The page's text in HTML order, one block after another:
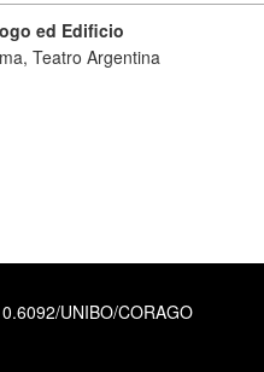
ed Edificio
Teatro Argentina
UNIBO/CORAGO